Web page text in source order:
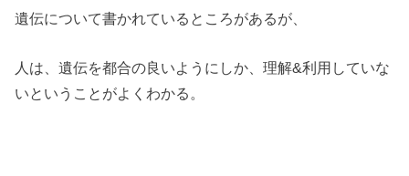
遺伝について書かれているところがあるが、
人は、遺伝を都合の良いようにしか、理解&利用していな
いということがよくわかる。